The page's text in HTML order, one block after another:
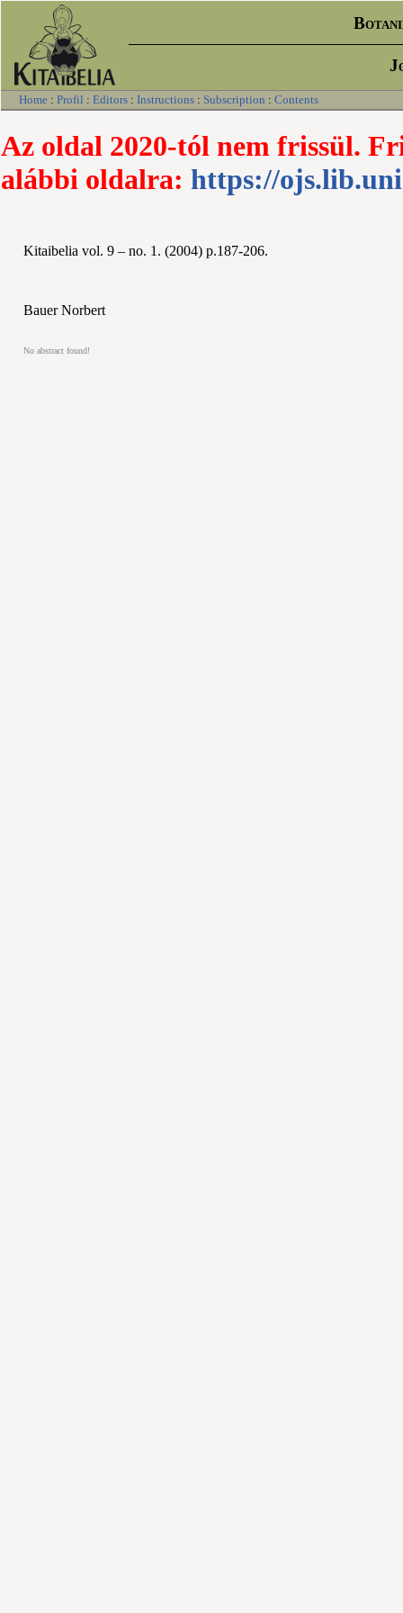
Home : Profil : Editors : Instructions : Subscription : Contents
Az oldal 2020-tól nem frissül.
alábbi oldalra: https://
Kitaibelia vol. 9 – no. 1. (2004) p.187-206.
Bauer Norbert
No abstract found!